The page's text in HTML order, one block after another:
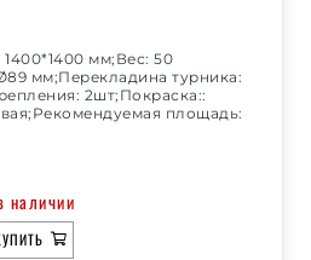
мм;Вес: 50
мм;Перекладина турника:
2шт;Покраска::
площадь:
наличии